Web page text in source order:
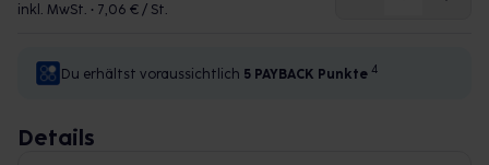
inkl. MwSt. • 7,06 € / St.
Du erhältst voraussichtlich 5 PAYBACK Punkte 4
Details